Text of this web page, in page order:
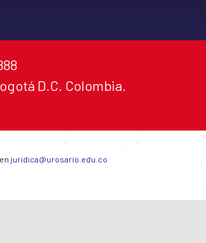
D.C. Colombia.
juridica@urosario.edu.co